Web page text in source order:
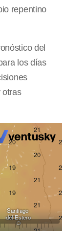
repentino
del
los días
otras